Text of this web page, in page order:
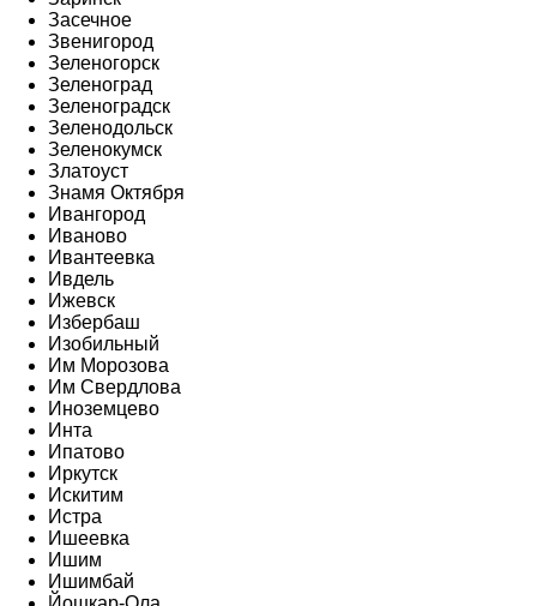
Засечное
Звенигород
Зеленогорск
Зеленоград
Зеленоградск
Зеленодольск
Зеленокумск
Златоуст
Знамя Октября
Ивангород
Иваново
Ивантеевка
Ивдель
Ижевск
Избербаш
Изобильный
Им Морозова
Им Свердлова
Иноземцево
Инта
Ипатово
Иркутск
Искитим
Истра
Ишеевка
Ишим
Ишимбай